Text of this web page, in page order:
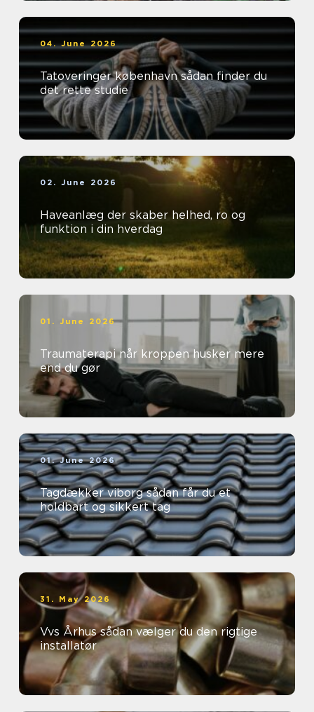
04. June 2026
Tatoveringer københavn sådan finder du
det rette studie
02. June 2026
Haveanlæg der skaber helhed, ro og
funktion i din hverdag
01. June 2026
Traumaterapi når kroppen husker mere
end du gør
01. June 2026
Tagdækker viborg sådan får du et
holdbart og sikkert tag
31. May 2026
Vvs Århus sådan vælger du den rigtige
installatør